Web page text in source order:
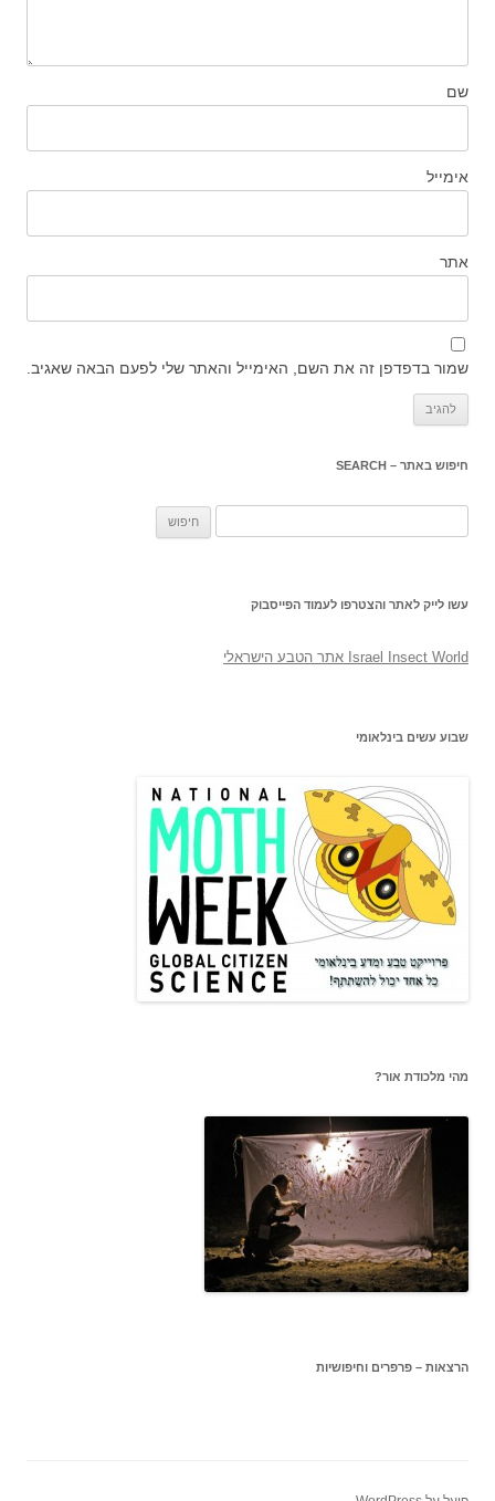
שם
אימייל
אתר
שמור בדפדפן זה את השם, האימייל והאתר שלי לפעם הבאה שאגיב.
חיפוש באתר – SEARCH
עשו לייק לאתר והצטרפו לעמוד הפייסבוק
‎Israel Insect World אתר הטבע הישראלי‎
שבוע עשים בינלאומי
מהי מלכודת אור?
הרצאות – פרפרים וחיפושיות